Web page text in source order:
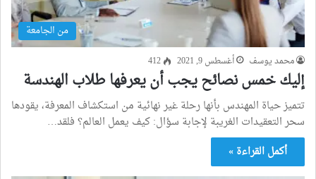
من الجامعة
محمد يوسف أغسطس 9, 2021 412
إليك خمس نصائح يجب أن يعرفها طلاب الهندسة
تتميز حياة المهندس بأنها رحلة غير نهائية من استكشاف المعرفة، يقودها
سحر التعقيدات الغريبة لإجابة سؤال: كيف يعمل العالم؟ فلقد…
أكمل القراءة »